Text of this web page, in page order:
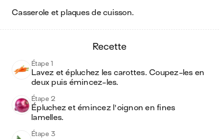
casserole et plaques de cuisson.
recette
Étape 1
Lavez et épluchez les carottes. Coupez-les en
deux puis émincez-les.
Étape 2
Épluchez et émincez l'oignon en fines
lamelles.
Étape 3